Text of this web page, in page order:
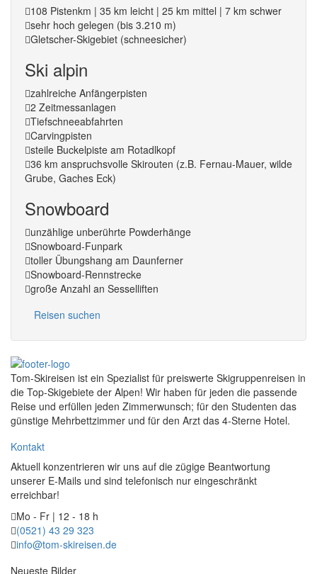
108 Pistenkm | 35 km leicht | 25 km mittel | 7 km schwer
sehr hoch gelegen (bis 3.210 m)
Gletscher-Skigebiet (schneesicher)
Ski alpin
zahlreiche Anfängerpisten
2 Zeitmessanlagen
Tiefschneeabfahrten
Carvingpisten
steile Buckelpiste am Rotadlkopf
36 km anspruchsvolle Skirouten (z.B. Fernau-Mauer, wilde
Grube, Gaches Eck)
Snowboard
unzählige unberührte Powderhänge
Snowboard-Funpark
toller Übungshang am Daunferner
Snowboard-Rennstrecke
große Anzahl an Sesselliften
Reisen suchen
Tom-Skireisen ist ein Spezialist für preiswerte Skigruppenreisen in
die Top-Skigebiete der Alpen! Wir haben für jeden die passende
Reise und erfüllen jeden Zimmerwunsch; für den Studenten das
günstige Mehrbettzimmer und für den Arzt das 4-Sterne Hotel.
Kontakt
Aktuell konzentrieren wir uns auf die zügige Beantwortung
unserer E-Mails und sind telefonisch nur eingeschränkt
erreichbar!
Mo - Fr | 12 - 18 h
(0521) 43 29 323
info@tom-skireisen.de
Neueste Bilder